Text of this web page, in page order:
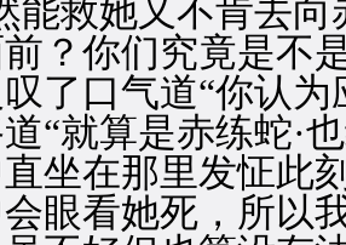
能救她又不肯去
？你们究竟是不
口气道“你认为
就算是赤练蛇·也
在那里发怔此刻
眼看她死，所以